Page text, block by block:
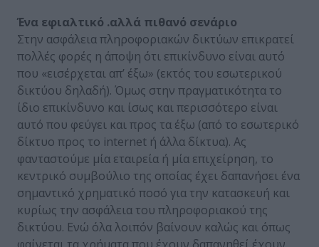
Ένα εφιαλτικό .αλλά πιθανό σενάριο
Στην ασφάλεια πληροφοριακών δικτύων επικρατεί
πολλές φορές η άποψη ότι επικίνδυνο είναι αυτό
που «εισέρχεται απ’ έξω» (εκτός του εσωτερικού
δικτύου δηλαδή). Όμως στην πραγματικότητα το
ίδιο επικίνδυνο και ίσως και περισσότερο είναι
αυτό που φεύγει και προς τα έξω (από το εσωτερικό
δίκτυο προς το internet ή άλλα δίκτυα). Ας
φανταστούμε μία εταιρεία ή μία επιχείρηση, το
κεντρικό συμβούλιο της οποίας έχει δαπανήσει ένα
σημαντικό χρηματικό ποσό για την κατασκευή και
κυρίως την ασφάλεια του πληροφοριακού της
δικτύου. Ενώ όλα λοιπόν βαίνουν καλώς και όπως